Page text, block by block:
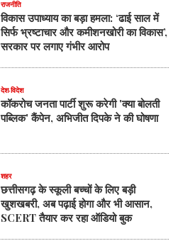
लिया
शपथ,
वरिष्ठजनो
ने
किए
अपने
अनुभव
राजनीति
विकास उपाध्याय का बड़ा हमला: ‘ढाई साल में
सिर्फ भ्रष्टाचार और कमीशनखोरी का विकास’,
सरकार पर लगाए गंभीर आरोप
देश-विदेश
कॉकरोच जनता पार्टी शुरू करेगी 'क्या बोलती
पब्लिक' कैंपेन, अभिजीत दिपके ने की घोषणा
शहर
छत्तीसगढ़ के स्कूली बच्चों के लिए बड़ी
खुशखबरी, अब पढ़ाई होगा और भी आसान,
SCERT तैयार कर रहा ऑडियो बुक